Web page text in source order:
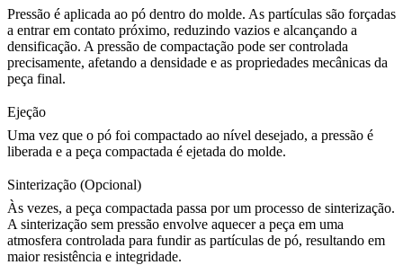
Pressão é aplicada ao pó dentro do molde. As partículas são forçadas
a entrar em contato próximo, reduzindo vazios e alcançando a
densificação. A pressão de compactação pode ser controlada
precisamente, afetando a densidade e as propriedades mecânicas da
peça final.
Ejeção
Uma vez que o pó foi compactado ao nível desejado, a pressão é
liberada e a peça compactada é ejetada do molde.
Sinterização (Opcional)
Às vezes, a peça compactada passa por um processo de sinterização.
A sinterização sem pressão envolve aquecer a peça em uma
atmosfera controlada para fundir as partículas de pó, resultando em
maior resistência e integridade.